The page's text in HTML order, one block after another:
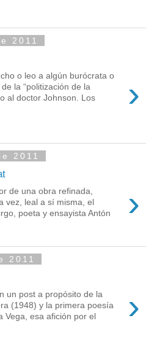
2011
›
o leo a algún burócrata o
la “politización de la
al doctor Johnson. Los
2011
›
de una obra refinada,
vez, leal a sí misma, el
poeta y ensayista Antón
2011
›
un post a propósito de la
(1948) y la primera poesía
Vega, esa afición por el